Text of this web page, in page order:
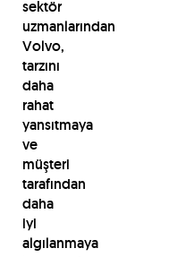
sektör
uzmanlarından
Volvo,
tarzını
daha
rahat
yansıtmaya
ve
müşteri
tarafından
daha
iyi
algılanmaya